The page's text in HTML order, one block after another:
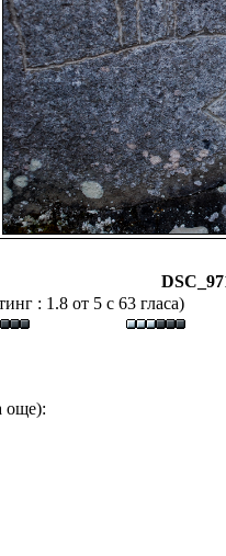
: 1.8 от 5 с 63 гласа)
още):